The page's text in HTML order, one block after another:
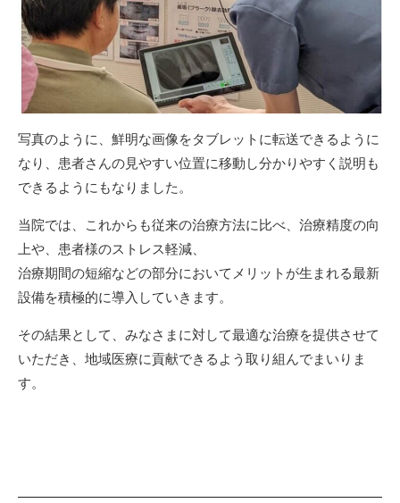
写真のように、鮮明な画像をタブレットに転送できるように
なり、患者さんの見やすい位置に移動し分かりやすく説明も
できるようにもなりました。
当院では、これからも従来の治療方法に比べ、治療精度の向
上や、患者様のストレス軽減、
治療期間の短縮などの部分においてメリットが生まれる最新
設備を積極的に導入していきます。
その結果として、みなさまに対して最適な治療を提供させて
いただき、地域医療に貢献できるよう取り組んでまいりま
す。